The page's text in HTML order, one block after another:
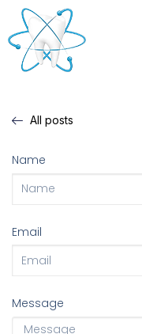
All posts
Name
Email
Message